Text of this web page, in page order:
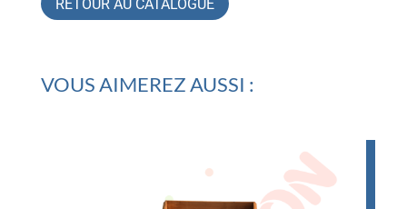
RETOUR AU CATALOGUE
VOUS AIMEREZ AUSSI :